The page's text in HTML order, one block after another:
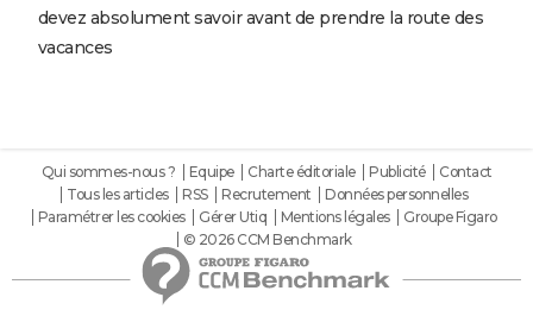
devez absolument savoir avant de prendre la route des
vacances
Qui sommes-nous ? Equipe Charte éditoriale Publicité
Contact
Tous les articles
RSS Recrutement
Données personnelles
Paramétrer les cookies
Gérer Utiq Mentions légales
Groupe Figaro
© 2026 CCM Benchmark